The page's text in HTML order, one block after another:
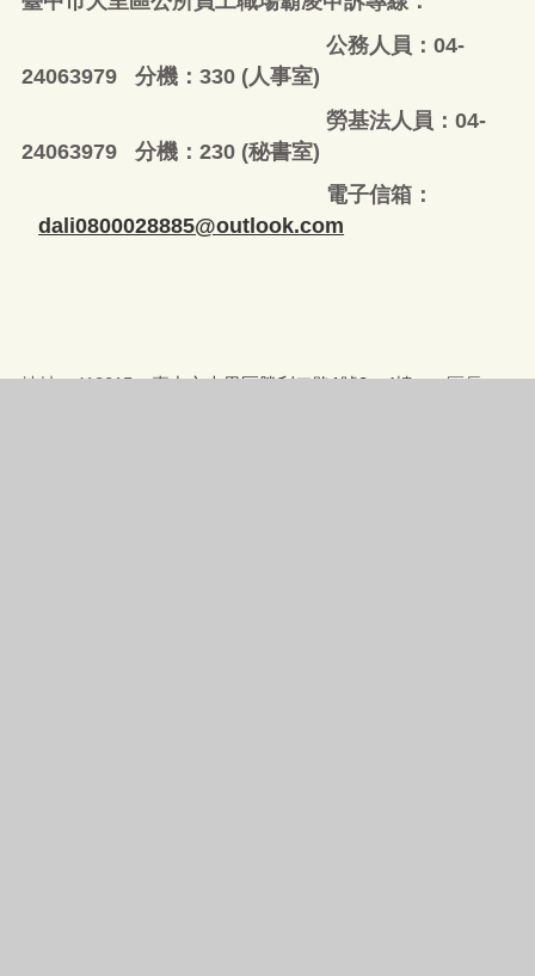
公務人員：04-
24063979 分機：330 (人事室)
勞基法人員：04-
24063979 分機：230 (秘書室)
電子信箱：
dali0800028885@outlook.com
地址：412015 臺中市大里區勝利二路1號3、4樓
區長